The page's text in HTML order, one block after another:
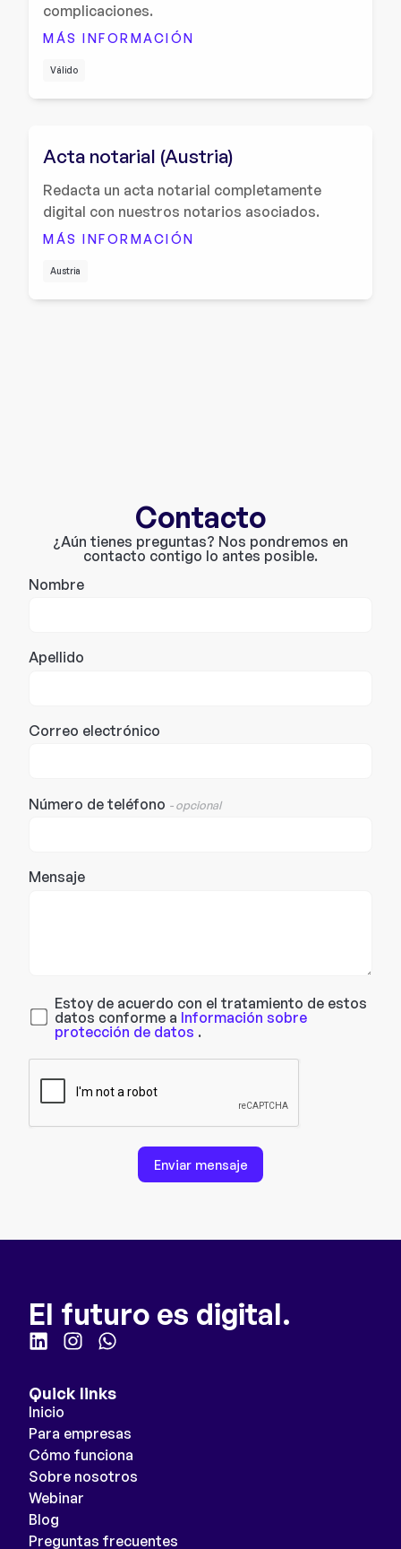
Válido
complicaciones.
MÁS INFORMACIÓN
Austria
Acta notarial (Austria)
Redacta un acta notarial completamente
digital con nuestros notarios asociados.
MÁS INFORMACIÓN
Contacto
¿Aún tienes preguntas? Nos pondremos en
contacto contigo lo antes posible.
Nombre
Apellido
Correo electrónico
Número de teléfono - opcional
Mensaje
Estoy de acuerdo con el tratamiento de estos
datos conforme a Información sobre
protección de datos .
Enviar mensaje
El futuro es digital.
Quick links
Inicio
Para empresas
Cómo funciona
Sobre nosotros
Webinar
Blog
Preguntas frecuentes